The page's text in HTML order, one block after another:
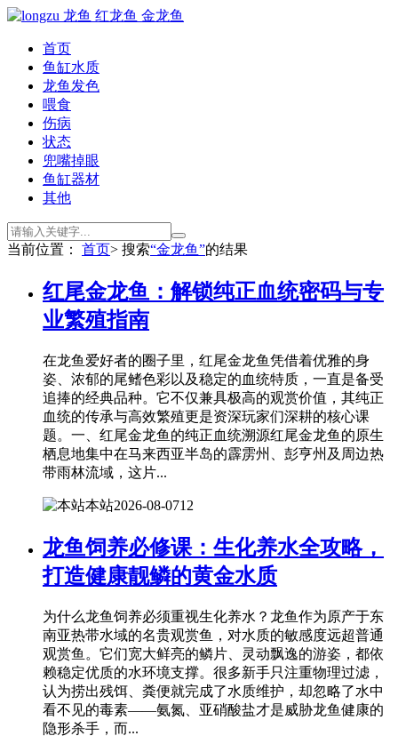
首页
鱼缸水质
龙鱼发色
喂食
伤病
状态
兜嘴掉眼
鱼缸器材
其他
当前位置： 首页> 搜索“金龙鱼”的结果
红尾金龙鱼：解锁纯正血统密码与专
业繁殖指南
在龙鱼爱好者的圈子里，红尾金龙鱼凭借着优雅的身
姿、浓郁的尾鳍色彩以及稳定的血统特质，一直是备受
追捧的经典品种。它不仅兼具极高的观赏价值，其纯正
血统的传承与高效繁殖更是资深玩家们深耕的核心课
题。一、红尾金龙鱼的纯正血统溯源红尾金龙鱼的原生
栖息地集中在马来西亚半岛的霹雳州、彭亨州及周边热
带雨林流域，这片...
本站2026-08-0712
龙鱼饲养必修课：生化养水全攻略，
打造健康靓鳞的黄金水质
为什么龙鱼饲养必须重视生化养水？龙鱼作为原产于东
南亚热带水域的名贵观赏鱼，对水质的敏感度远超普通
观赏鱼。它们宽大鲜亮的鳞片、灵动飘逸的游姿，都依
赖稳定优质的水环境支撑。很多新手只注重物理过滤，
认为捞出残饵、粪便就完成了水质维护，却忽略了水中
看不见的毒素——氨氮、亚硝酸盐才是威胁龙鱼健康的
隐形杀手，而...